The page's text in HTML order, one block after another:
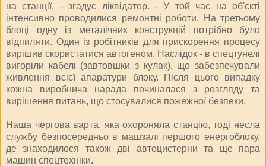
на станції, - згадує ліквідатор. - У той час на об'єкті
інтенсивно проводилися ремонтні роботи. На третьому
блоці одну із металічних конструкцій потрібно було
відпиляти. Один із робітників для прискорення процесу
вирішив скористатися автогеном. Наслідок - в спецтунелі
вигоріли кабелі (завтовшки з кулак), що забезпечували
живлення всієї апаратури блоку. Після цього випадку
кожна виробнича нарада починалася з розгляду та
вирішення питань, що стосувалися пожежної безпеки.
Наша чергова варта, яка охороняла станцію, тоді несла
службу безпосередньо в машзалі першого енергоблоку,
де знаходилося також дві автоцистерни та ще пара
машин спецтехніки.